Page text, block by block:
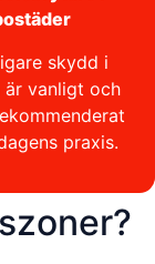
skydd i
är vanligt och
praxis.